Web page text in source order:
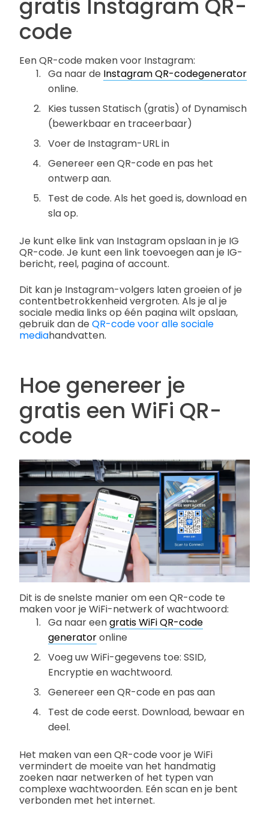
gratis Instagram QR-
code
Een QR-code maken voor Instagram:
Ga naar de Instagram QR-codegenerator
online.
Kies tussen Statisch (gratis) of Dynamisch
(bewerkbaar en traceerbaar)
Voer de Instagram-URL in
Genereer een QR-code en pas het
ontwerp aan.
Test de code. Als het goed is, download en
sla op.
Je kunt elke link van Instagram opslaan in je IG
QR-code. Je kunt een link toevoegen aan je IG-
bericht, reel, pagina of account.
Dit kan je Instagram-volgers laten groeien of je
contentbetrokkenheid vergroten. Als je al je
sociale media links op één pagina wilt opslaan,
gebruik dan de QR-code voor alle sociale
mediahandvatten.
Hoe genereer je
gratis een WiFi QR-
code
Dit is de snelste manier om een QR-code te
maken voor je WiFi-netwerk of wachtwoord:
Ga naar eengratis WiFi QR-code
generatoronline
Voeg uw WiFi-gegevens toe: SSID,
Encryptie en wachtwoord.
Genereer een QR-code en pas aan
Test de code eerst. Download, bewaar en
deel.
Het maken van een QR-code voor je WiFi
vermindert de moeite van het handmatig
zoeken naar netwerken of het typen van
complexe wachtwoorden. Eén scan en je bent
verbonden met het internet.